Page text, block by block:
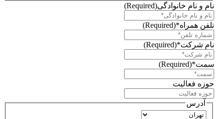
نام و نام خانوادگی(Required)
تلفن همراه*(Required)
نام شرکت*(Required)
سمت*(Required)
حوزه فعالیت
آدرس